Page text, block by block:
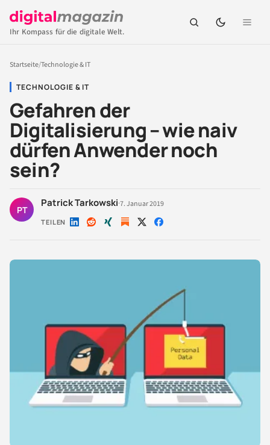
Ihr Kompass für die digitale Welt.
Startseite/Technologie & IT
TECHNOLOGIE & IT
Gefahren der
Digitalisierung – wie naiv
dürfen Anwender noch
sein?
PT
Patrick Tarkowski·7. Januar 2019
TEILEN Auf Auf Auf Auf Auf